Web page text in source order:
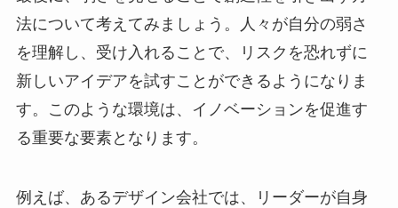
法について考えてみましょう。人々が自分の弱さ
を理解し、受け入れることで、リスクを恐れずに
新しいアイデアを試すことができるようになりま
す。このような環境は、イノベーションを促進す
る重要な要素となります。
例えば、あるデザイン会社では、リーダーが自身